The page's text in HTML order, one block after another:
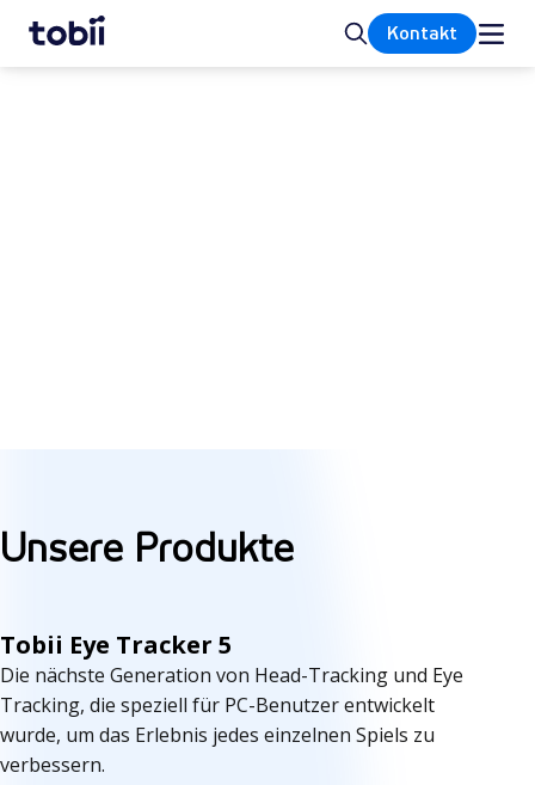
Startseite SucheKontakt
Unsere Produkte
Tobii Eye Tracker 5
Die nächste Generation von Head-Tracking und Eye
Tracking, die speziell für PC-Benutzer entwickelt
wurde, um das Erlebnis jedes einzelnen Spiels zu
verbessern.